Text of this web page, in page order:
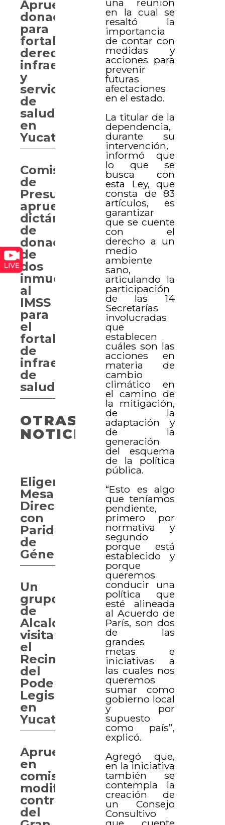
en la cual se
resaltó la
importancia
de contar con
medidas y
acciones para
prevenir
futuras
afectaciones
en el estado.
La titular de la
dependencia,
durante su
intervención,
informó que
lo que se
busca con
esta Ley, que
consta de 83
artículos, es
garantizar
que se cuente
con el
derecho a un
medio
ambiente
sano,
articulando la
participación
de las 14
Secretarías
involucradas
que
establecen
cuáles son las
acciones en
materia de
cambio
climático en
el camino de
la mitigación,
de la
adaptación y
de la
generación
del esquema
de la política
pública.
“Esto es algo
que teníamos
pendiente,
primero por
normativa y
segundo
porque está
establecido y
porque
queremos
conducir una
política que
esté alineada
al Acuerdo de
París, son dos
de las
grandes
metas e
iniciativas a
las cuales nos
queremos
sumar como
gobierno local
y por
supuesto
como país”,
explicó.
Agregó que,
en la iniciativa
también se
contempla la
creación de
un Consejo
Consultivo
Aprueban
donaciones
para
fortalecer
derechos,
infraestructura
y
servicios
de
salud
en
Yucatán
Comisión
de
Presupuesto
aprueba
dictámenes
de
donación
de
dos
inmuebles
al
IMSS
para
el
fortalecimiento
de
infraestructura
de
salud
OTRAS
NOTICIAS
Eligen
Mesa
Directiva
con
Paridad
de
Género
Un
grupo
de
Alcaldes
visitan
el
Recinto
del
Poder
Legislativo
en
Yucatán.
Aprueban
en
comisión
modificar
contrato
del